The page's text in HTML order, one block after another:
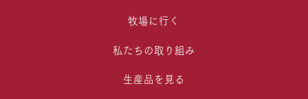
牧場に行く
私たちの取り組み
生産品を見る